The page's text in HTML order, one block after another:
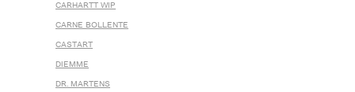
CARHARTT WIP
CARNE BOLLENTE
CASTART
DIEMME
DR. MARTENS